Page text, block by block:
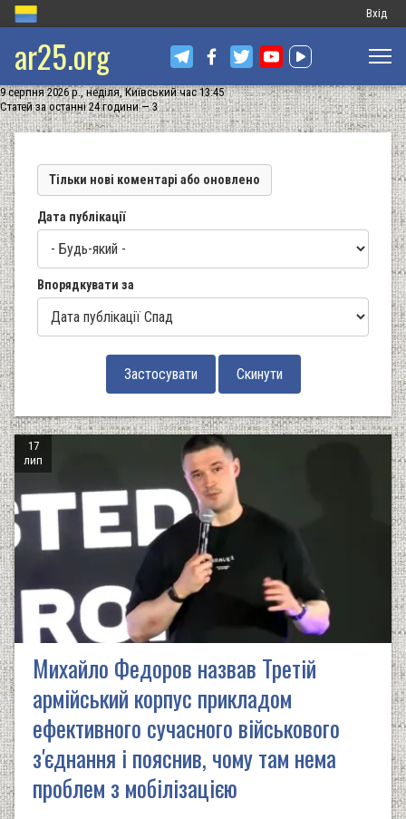
Меню
запису
Вхід
ar25.org
9 серпня 2026 р., неділя, Київський час 13:45
Статей за останні 24 години — 3
Тільки нові коментарі або оновлено
Дата публікації
Впорядкувати за
17
лип
Михайло Федоров назвав Третій
армійський корпус прикладом
ефективного сучасного військового
з'єднання і пояснив, чому там нема
проблем з мобілізацією